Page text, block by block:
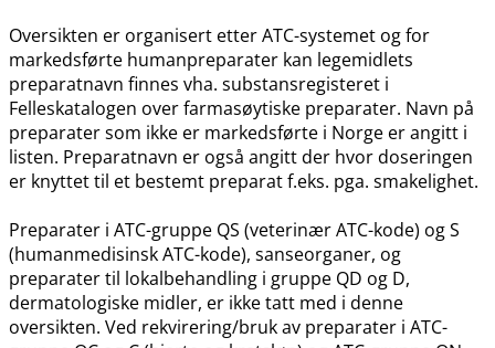
Oversikten er organisert etter ATC-systemet og for
markedsførte humanpreparater kan legemidlets
preparatnavn finnes vha. substansregisteret i
Felleskatalogen over farmasøytiske preparater. Navn på
preparater som ikke er markedsførte i Norge er angitt i
listen. Preparatnavn er også angitt der hvor doseringen
er knyttet til et bestemt preparat f.eks. pga. smakelighet.
Preparater i ATC-gruppe QS (veterinær ATC-kode) og S
(humanmedisinsk ATC-kode), sanseorganer, og
preparater til lokalbehandling i gruppe QD og D,
dermatologiske midler, er ikke tatt med i denne
oversikten. Ved rekvirering​/​bruk av preparater i ATC-